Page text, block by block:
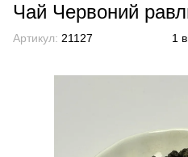
Чай Червоний
Артикул: 21127 1